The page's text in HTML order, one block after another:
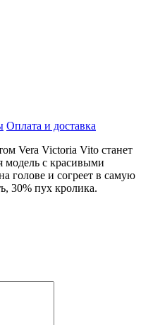
Оплата и доставка
Vera Victoria Vito станет
с красивыми
голове и согреет в самую
30% пух кролика.